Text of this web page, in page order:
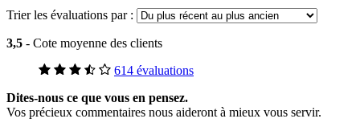
Trier les évaluations par :
3,5 - Cote moyenne des clients
614 évaluations
Dites-nous ce que vous en pensez.
Vos précieux commentaires nous aideront à mieux vous servir.